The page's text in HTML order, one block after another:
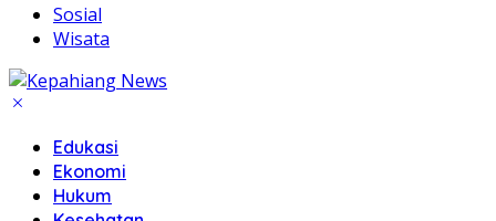
Sosial
Wisata
Edukasi
Ekonomi
Hukum